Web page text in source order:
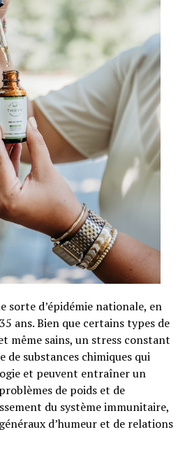
sorte d’épidémie nationale, en
ans. Bien que certains types de
même sains, un stress constant
de substances chimiques qui
et peuvent entraîner un
de poids et de
du système immunitaire,
d’humeur et de relations